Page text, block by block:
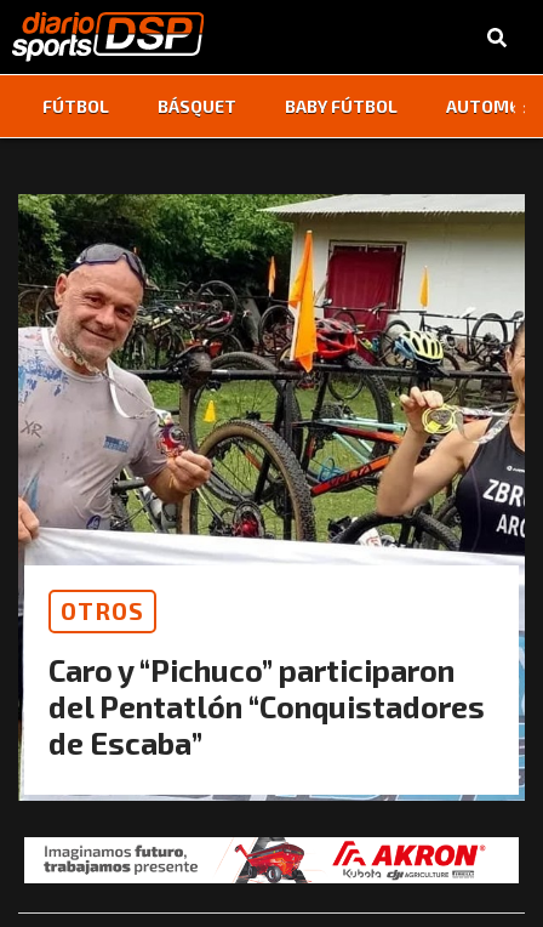
FÚTBOL BÁSQUET BABY FÚTBOL ‹ ›
OTROS
Caro y “Pichuco” participaron
del Pentatlón “Conquistadores
de Escaba”